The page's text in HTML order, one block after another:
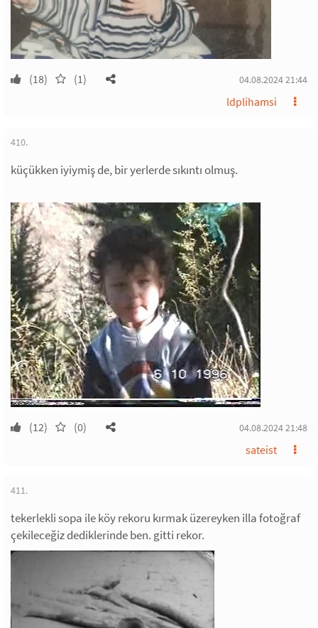
(18) (1) 04.08.2024 21:44
ldplihamsi
410.
küçükken iyiymiş de, bir yerlerde sıkıntı olmuş.
(12) (0) 04.08.2024 21:48
sateist
411.
tekerlekli sopa ile köy rekoru kırmak üzereyken illa fotoğraf
çekileceğiz dediklerinde ben. gitti rekor.